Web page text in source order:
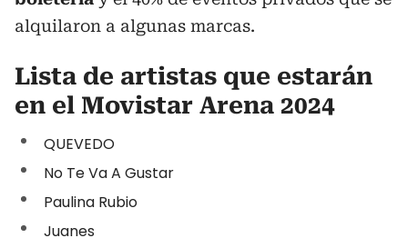
alquilaron a algunas marcas.
Lista de artistas que estarán
en el Movistar Arena 2024
QUEVEDO
No Te Va A Gustar
Paulina Rubio
Juanes